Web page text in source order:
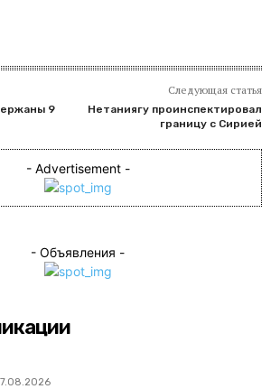
9
Следующая статья
Нетаниягу проинспектировал
границу с Сирией
- Advertisement -
- Объявления -